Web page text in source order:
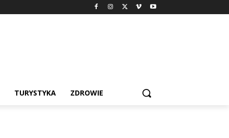
TURYSTYKA ZDROWIE